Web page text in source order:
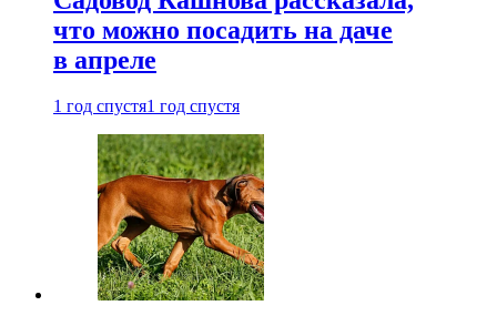
что можно посадить на даче
в апреле
1 год спустя1 год спустя